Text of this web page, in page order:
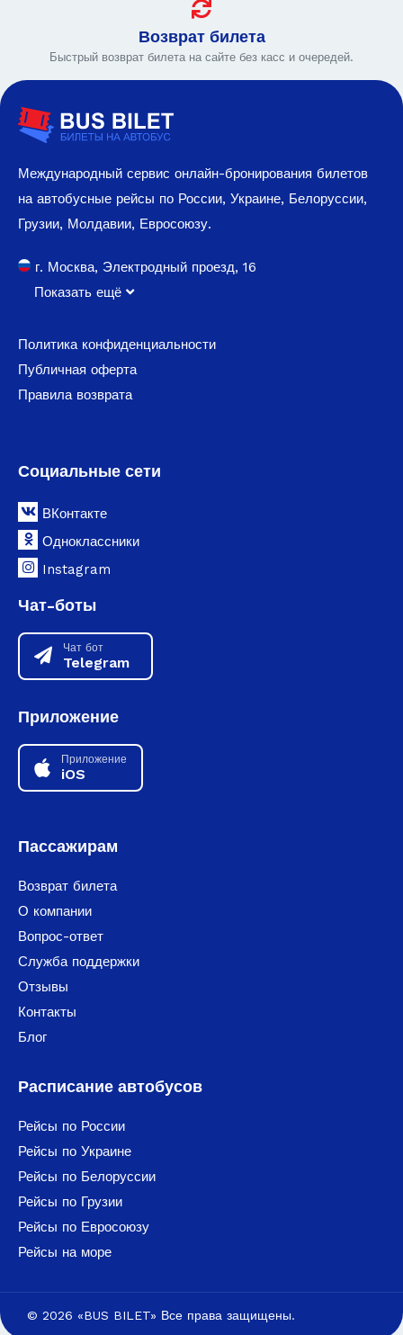
Возврат билета
Быстрый возврат билета на сайте без касс и очередей.
Международный сервис онлайн-бронирования билетов
на автобусные рейсы по России, Украине, Белоруссии,
Грузии, Молдавии, Евросоюзу.
г. Москва, Электродный проезд, 16
Показать ещё
Политика конфиденциальности
Публичная оферта
Правила возврата
Социальные сети
ВКонтакте
Одноклассники
Instagram
Чат-боты
Чат бот
Telegram
Приложение
Приложение
iOS
Пассажирам
Возврат билета
О компании
Вопрос-ответ
Служба поддержки
Отзывы
Контакты
Блог
Расписание автобусов
Рейсы по России
Рейсы по Украине
Рейсы по Белоруссии
Рейсы по Грузии
Рейсы по Евросоюзу
Рейсы на море
© 2026 «BUS BILET» Все права защищены.